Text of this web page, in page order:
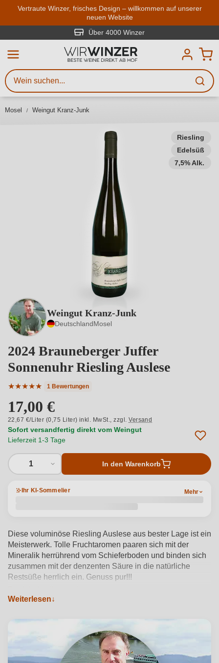
Zum Hauptinhalt springen
Vertraute Winzer, frisches Design – willkommen auf unserer
neuen Website
Über 4000 Winzer
Mosel Weingut Kranz-Junk
Riesling
Edelsüß
7,5% Alk.
Weingut Kranz-Junk
DeutschlandMosel
2024 Brauneberger Juffer
Sonnenuhr Riesling Auslese
★★★★★
Durchschnittliche Bewertung von 5 von 5 Sternen
1 Bewertungen
17,00 €
22,67 €/Liter (0,75 Liter) inkl. MwSt.,zzgl.Versand
Sofort versandfertig direkt vom Weingut
Lieferzeit 1-3 Tage
1 In den Warenkorb
Ihr KI-Sommelier Mehr
Diese voluminöse Riesling Auslese aus bester Lage ist ein
Meisterwerk. Tolle Fruchtaromen paaren sich mit der
Mineralik herrührend vom Schieferboden und binden sich
zusammen mit der denzenten Säure in die natürliche
Restsüße herrlich ein. Genuss pur!!!
Weiterlesen
Weinsuche
Mindestens 3 Zeichen eingeben
Beschreiben Sie, welchen Wein
Sie suchen – ob nach Geschmack,